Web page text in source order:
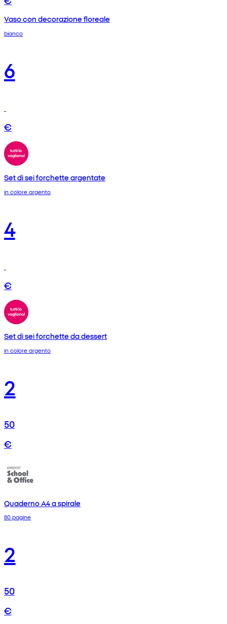
Vaso con decorazione floreale
bianco
6
€
Set di sei forchette argentate
in colore argento
4
€
Set di sei forchette da dessert
in colore argento
2
50
€
Quaderno A4 a spirale
80 pagine
2
50
€